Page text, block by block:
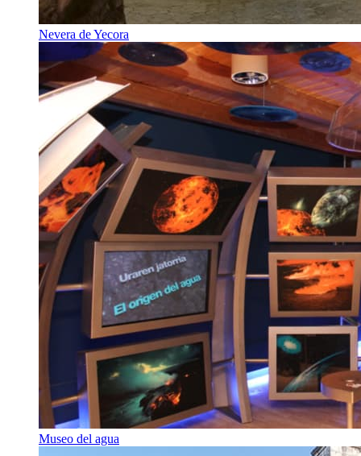
Nevera de Yecora
Museo del agua